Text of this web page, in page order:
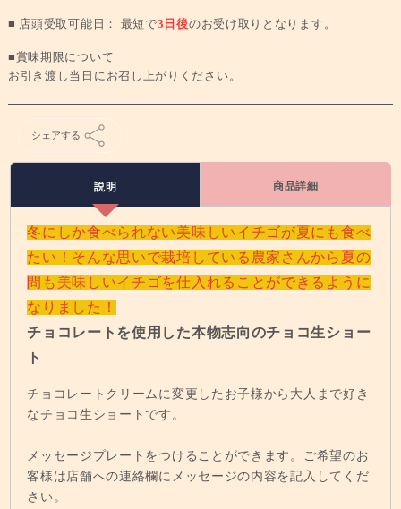
■ 店頭受取可能日： 最短で3日後のお受け取りとなります。
■賞味期限について
お引き渡し当日にお召し上がりください。
シェアする
説明 商品詳細
冬にしか食べられない美味しいイチゴが夏にも食べ
たい！そんな思いで栽培している農家さんから夏の
間も美味しいイチゴを仕入れることができるように
なりました！
チョコレートを使用した本物志向のチョコ生ショー
ト
チョコレートクリームに変更したお子様から大人まで好き
なチョコ生ショートです。
メッセージプレートをつけることができます。ご希望のお
客様は店舗への連絡欄にメッセージの内容を記入してくだ
さい。